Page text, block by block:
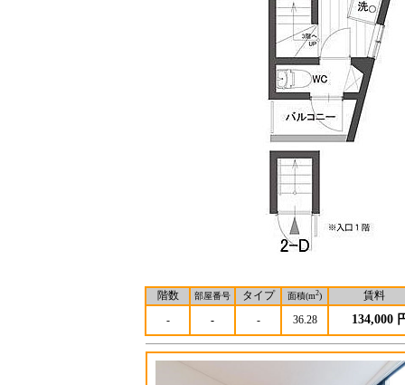
階数 部屋番号 タイプ 面積(m2)
賃料
-
- - 36.28 134,000